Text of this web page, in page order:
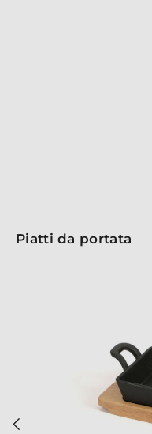
Piatti da portata